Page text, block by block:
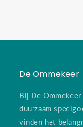
De Ommekeer
Bij De
duurzaam
vinden het